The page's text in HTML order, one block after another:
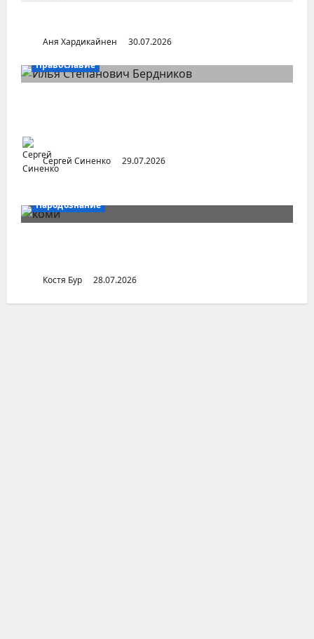
Аня Хардикайнен
30.07.2026
Православие
Сергей Синенко 29.07.2026
Народознание
Костя Бур 28.07.2026